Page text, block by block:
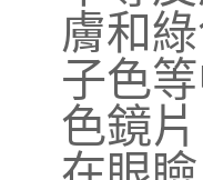
膚和
子色
色鏡